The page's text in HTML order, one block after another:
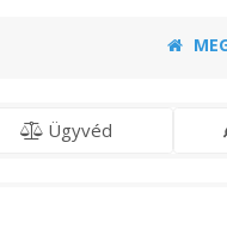
Ügyvéd